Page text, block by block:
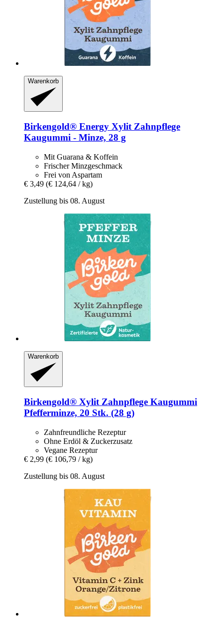
Warenkorb
Birkengold® Energy Xylit Zahnpflege
Kaugummi -​ Minze, 28 g
Mit Guarana & Koffein
Frischer Minzgeschmack
Frei von Aspartam
€ 3,49 (€ 124,64 / kg)
Zustellung bis 08. August
Warenkorb
Birkengold® Xylit Zahnpflege Kaugummi
Pfefferminze, 20 Stk. (28 g)
Zahnfreundliche Rezeptur
Ohne Erdöl & Zuckerzusatz
Vegane Rezeptur
€ 2,99 (€ 106,79 / kg)
Zustellung bis 08. August